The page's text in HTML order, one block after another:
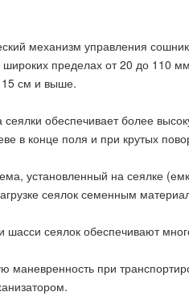
механизм управления
пределах от 20 до 110
15 см и выше.
обеспечивает более
в конце поля и при крутых
установленный на сеялке
сеялок семенным
сеялок обеспечивают
маневренность при